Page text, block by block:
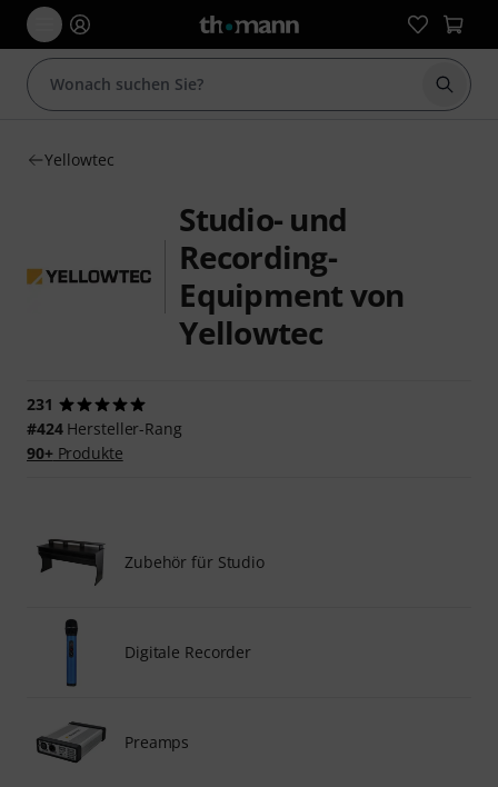
Suche
Yellowtec
Studio- und
Recording-
Equipment von
Yellowtec
231
#424Hersteller-Rang
90+Produkte
Zubehör für Studio
Digitale Recorder
Preamps